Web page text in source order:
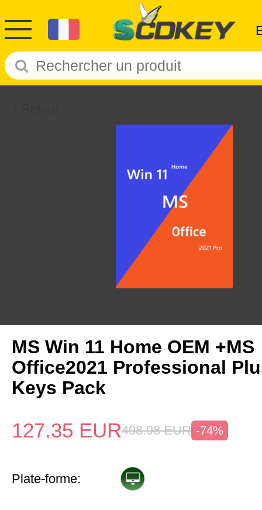
MS Win 11 Home OEM +MS
Office2021 Professional
Keys Pack
127.35 EUR498.98 EUR -74%
Plate-forme: